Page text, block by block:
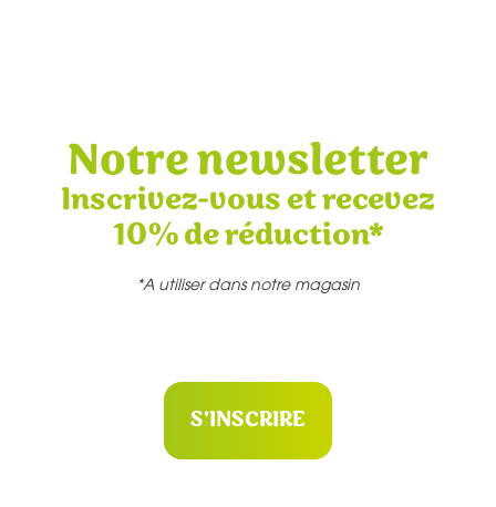
Notre newsletter
Inscrivez-vous et recevez
10% de réduction*
*A utiliser dans notre magasin
S'INSCRIRE